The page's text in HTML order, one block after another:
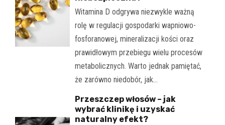
Witamina D odgrywa niezwykle ważną
rolę w regulacji gospodarki wapniowo-
fosforanowej, mineralizacji kości oraz
prawidłowym przebiegu wielu procesów
metabolicznych. Warto jednak pamiętać,
że zarówno niedobór, jak…
Przeszczep włosów – jak
wybrać klinikę i uzyskać
naturalny efekt?